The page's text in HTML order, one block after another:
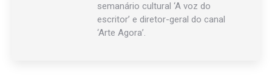
semanário cultural ‘A voz do
escritor’ e diretor-geral do canal
‘Arte Agora’.